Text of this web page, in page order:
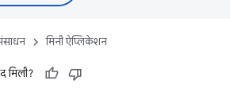
मिनी ऐप्लिकेशन
मिली?